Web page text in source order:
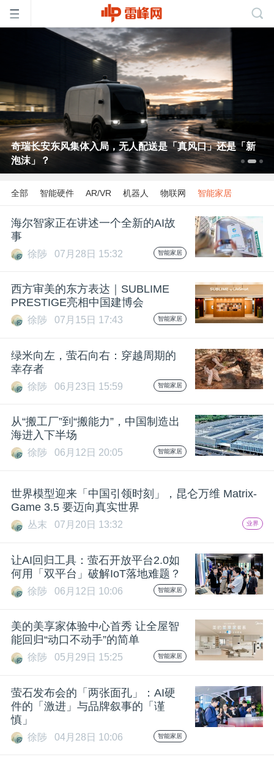
页
雷
峰
动
中
心
GAIR
专
题
搞
奇瑞长安东风集体入局，无人配送是「真风口」还是「新
泡沫」？
全部 智能硬件 AR/VR 机器人 物联网 智能家居
海尔智家正在讲述一个全新的AI故
事
徐陟 07月28日 15:32 智能家居
西方审美的东方表达｜SUBLIME
PRESTIGE亮相中国建博会
徐陟 07月15日 17:43 智能家居
绿米向左，萤石向右：穿越周期的
幸存者
徐陟 06月23日 15:59 智能家居
从“搬工厂”到“搬能力”，中国制造出
海进入下半场
徐陟 06月12日 20:05 智能家居
世界模型迎来「中国引领时刻」，昆仑万维 Matrix-
Game 3.5 要迈向真实世界
丛末 07月20日 13:32 业界
让AI回归工具：萤石开放平台2.0如
何用「双平台」破解IoT落地难题？
徐陟 06月12日 10:06 智能家居
美的美享家体验中心首秀 让全屋智
能回归“动口不动手”的简单
徐陟 05月29日 15:25 智能家居
萤石发布会的「两张面孔」：AI硬
件的「激进」与品牌叙事的「谨
慎」
徐陟 04月28日 10:06 智能家居